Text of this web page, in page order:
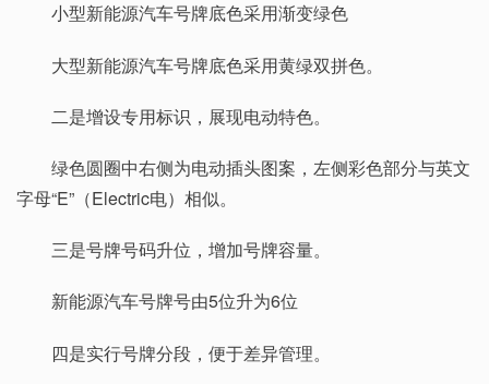
小型新能源汽车号牌底色采用渐变绿色
大型新能源汽车号牌底色采用黄绿双拼色。
二是增设专用标识，展现电动特色。
绿色圆圈中右侧为电动插头图案，左侧彩色部分与英文
字母“E”（Electric电）相似。
三是号牌号码升位，增加号牌容量。
新能源汽车号牌号由5位升为6位
四是实行号牌分段，便于差异管理。